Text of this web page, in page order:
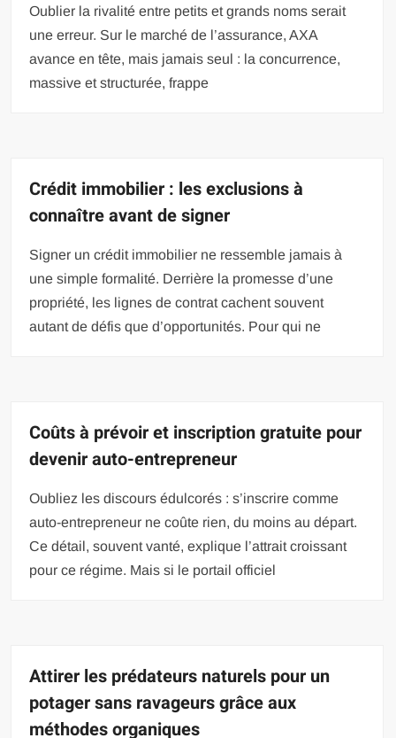
Oublier la rivalité entre petits et grands noms serait
une erreur. Sur le marché de l’assurance, AXA
avance en tête, mais jamais seul : la concurrence,
massive et structurée, frappe
Crédit immobilier : les exclusions à
connaître avant de signer
Signer un crédit immobilier ne ressemble jamais à
une simple formalité. Derrière la promesse d’une
propriété, les lignes de contrat cachent souvent
autant de défis que d’opportunités. Pour qui ne
Coûts à prévoir et inscription gratuite pour
devenir auto-entrepreneur
Oubliez les discours édulcorés : s’inscrire comme
auto-entrepreneur ne coûte rien, du moins au départ.
Ce détail, souvent vanté, explique l’attrait croissant
pour ce régime. Mais si le portail officiel
Attirer les prédateurs naturels pour un
potager sans ravageurs grâce aux
méthodes organiques